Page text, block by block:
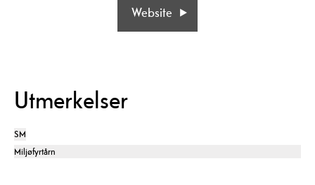
Website
Utmerkelser
SM
Miljøfyrtårn